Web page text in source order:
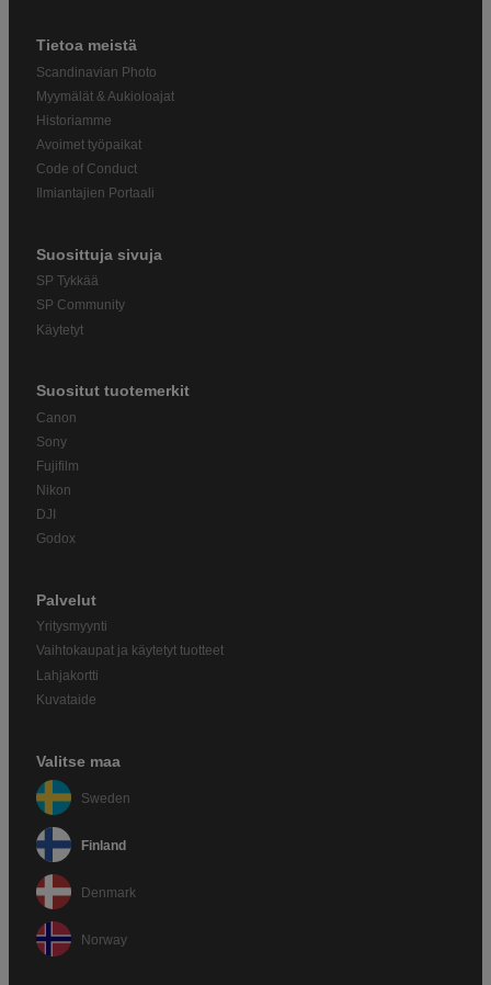
Tietoa meistä
Scandinavian Photo
Myymälät & Aukioloajat
Historiamme
Avoimet työpaikat
Code of Conduct
Ilmiantajien Portaali
Suosittuja sivuja
SP Tykkää
SP Community
Käytetyt
Suositut tuotemerkit
Canon
Sony
Fujifilm
Nikon
DJI
Godox
Palvelut
Yritysmyynti
Vaihtokaupat ja käytetyt tuotteet
Lahjakortti
Kuvataide
Valitse maa
Sweden
Finland
Denmark
Norway